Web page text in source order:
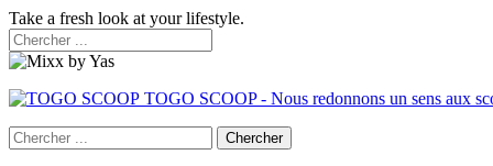
Take a fresh look at your lifestyle.
TOGO SCOOP - Nous redonnons un sens aux